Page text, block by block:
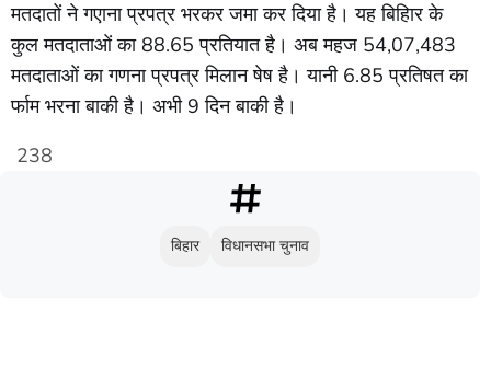
मतदातों ने गएाना प्रपत्र भरकर जमा कर दिया है। यह बिहािर के
कुल मतदाताओं का 88.65 प्रतियात है। अब महज 54,07,483
मतदाताओं का गणना प्रपत्र मिलान षेष है। यानी 6.85 प्रतिषत का
र्फाम भरना बाकी है। अभी 9 दिन बाकी है।
238
बिहार विधानसभा चुनाव